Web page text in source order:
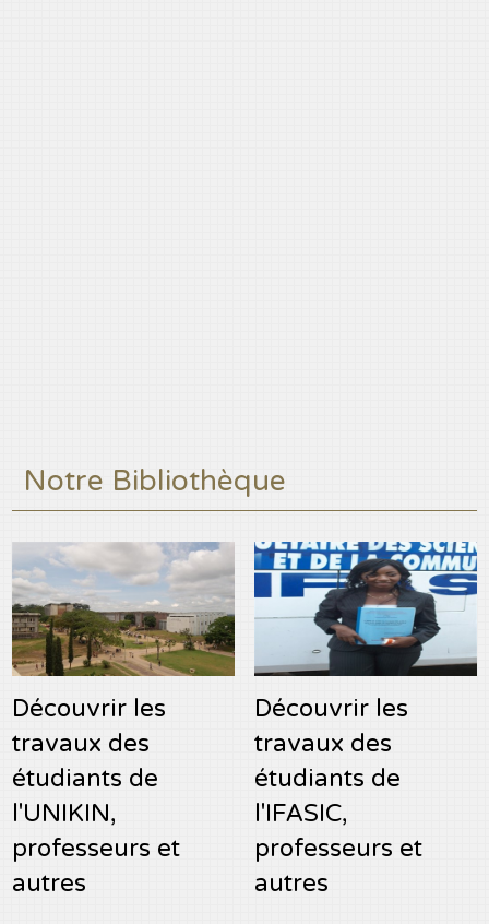
Notre Bibliothèque
Découvrir les
travaux des
étudiants de
l'UNIKIN,
professeurs et
autres
Découvrir les
travaux des
étudiants de
l'IFASIC,
professeurs et
autres